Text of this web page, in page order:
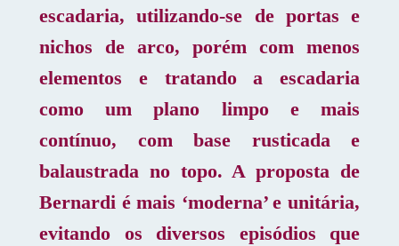
escadaria, utilizando-se de portas e
nichos de arco, porém com menos
elementos e tratando a escadaria
como um plano limpo e mais
contínuo, com base rusticada e
balaustrada no topo. A proposta de
Bernardi é mais ‘moderna’ e unitária,
evitando os diversos episódios que